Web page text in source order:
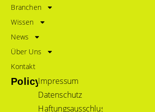
Branchen
Wissen
News
Über Uns
Kontakt
PolicyImpressum
Datenschutz
Haftungsausschluss